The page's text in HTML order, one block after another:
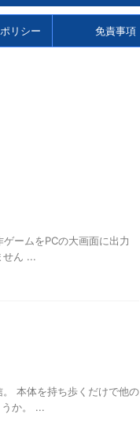
リシー 免責事項
ームをPCの大画面に出力
せん ...
本体を持ち歩くだけで他の
か。 ...